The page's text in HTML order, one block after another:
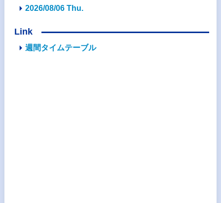
2026/08/06 Thu.
Link
週間タイムテーブル